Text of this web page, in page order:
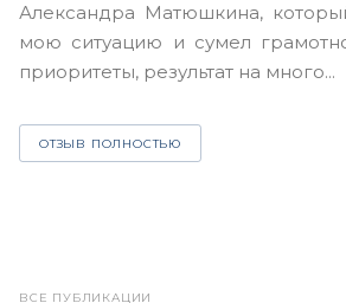
Александра Матюшкина,
мою ситуацию и сумел
приоритеты, результат на много...
ОТЗЫВ ПОЛНОСТЬЮ
ВСЕ ПУБЛИКАЦИИ